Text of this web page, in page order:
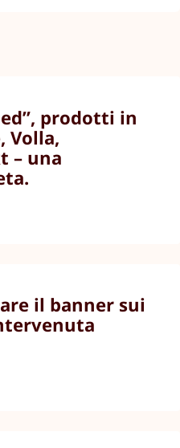
prodotti in
Volla,
– una
il banner sui